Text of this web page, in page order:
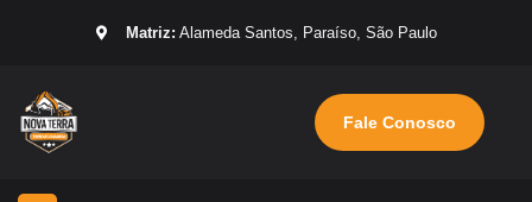
Matriz: Alameda Santos, Paraíso, São Paulo
Fale Conosco